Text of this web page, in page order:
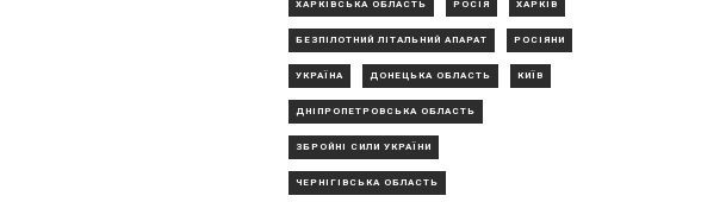
ХАРКІВСЬКА ОБЛАСТЬ РОСІЯ ХАРКІВ
БЕЗПІЛОТНИЙ ЛІТАЛЬНИЙ АПАРАТ РОСІЯНИ
УКРАЇНА ДОНЕЦЬКА ОБЛАСТЬ КИЇВ
ДНІПРОПЕТРОВСЬКА ОБЛАСТЬ
ЗБРОЙНІ СИЛИ УКРАЇНИ
ЧЕРНІГІВСЬКА ОБЛАСТЬ